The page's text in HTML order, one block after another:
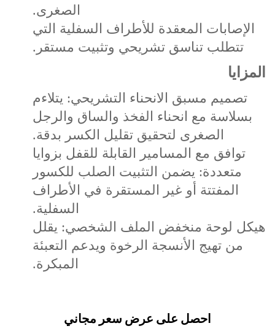
الصغرى.
الإصابات المعقدة للأطراف السفلية التي
تتطلب تناسق تشريحي وتثبيت مستقر.
المزايا
تصميم مسبق الانحناء التشريحي: يتلاءم
بسلاسة مع انحناء الفخذ والساق والرجل
الصغرى لتحقيق تقليل الكسر بدقة.
توافق مع المسامير القابلة للقفل بزوايا
متعددة: يضمن التثبيت الصلب للكسور
المفتتة أو غير المستقرة في الأطراف
السفلية.
هيكل لوحة منخفض الملف الشخصي: يقلل
من تهيج الأنسجة الرخوة ويدعم التعبئة
المبكرة.
احصل على عرض سعر مجاني